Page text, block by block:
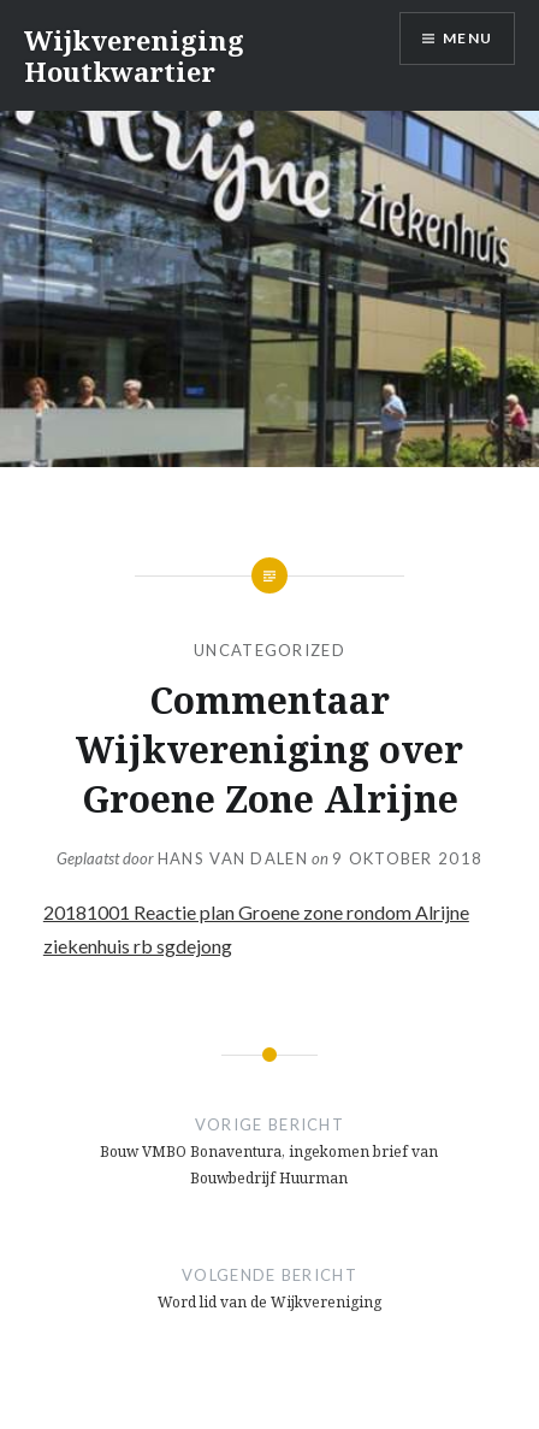
inhoud
Wijkvereniging
Houtkwartier
MENU
UNCATEGORIZED
Commentaar
Wijkvereniging over
Groene Zone Alrijne
Geplaatst doorHANS VAN DALEN on 9 OKTOBER 2018
20181001 Reactie plan Groene zone rondom Alrijne
ziekenhuis rb sgdejong
VORIGE BERICHT
Bouw VMBO Bonaventura, ingekomen brief van
Bouwbedrijf Huurman
VOLGENDE BERICHT
Word lid van de Wijkvereniging